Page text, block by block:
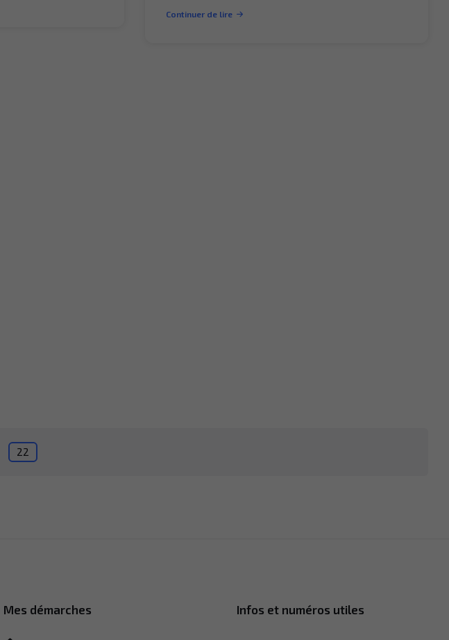
Continuer de lire
22
Mes démarches Infos et numéros utiles